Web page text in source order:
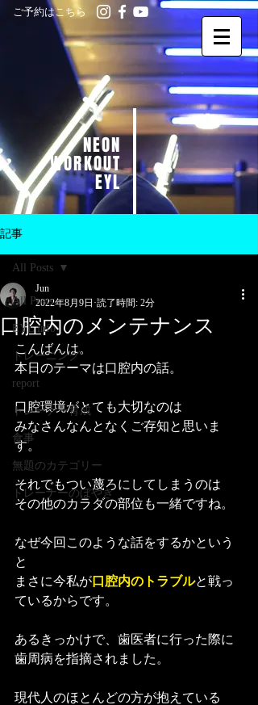
ご予約はこちら
NEON
WORKOUT
EYL
記事
All Posts
EYL info
トレーニング
report
トレーナー育成
食事
無題のカテゴリー
トレーナーのぼやき
All Posts
口腔内のメンテナンス
Jun
2022年8月9日 読了時間: 2分
こんばんは。
本日のテーマは口腔内の話。
口腔環境がとても大切なのは
みなさんなんとなくご存知と思いま
す。
それでもつい蔑ろにしてしまうのは
その他のカラダの部位も一緒ですね。
なぜ今回このような話をするかという
と
まさに今私が口腔内のトラブルと戦っ
ているからです。
あるきっかけで、歯医者に行った際に
歯周病を指摘されました。
現代人のほとんどの方が抱えている